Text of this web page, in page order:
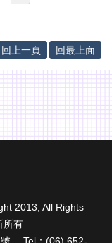
回上一頁 回最上面
2013, All Rights
所有